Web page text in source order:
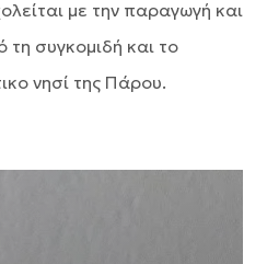
με την παραγωγή και
συγκομιδή και το
νησί της Πάρου.